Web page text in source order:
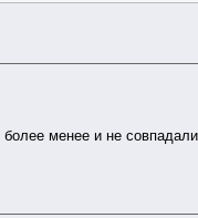
менее и не совпадали